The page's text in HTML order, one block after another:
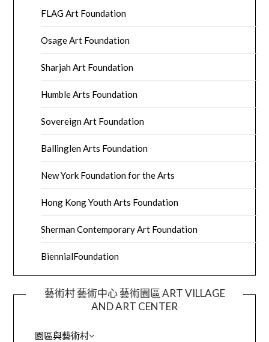
FLAG Art Foundation
Osage Art Foundation
Sharjah Art Foundation
Humble Arts Foundation
Sovereign Art Foundation
Ballinglen Arts Foundation
New York Foundation for the Arts
Hong Kong Youth Arts Foundation
Sherman Contemporary Art Foundation
BiennialFoundation
藝術村 藝術中心 藝術園區 ART VILLAGE
AND ART CENTER
園區與藝術村